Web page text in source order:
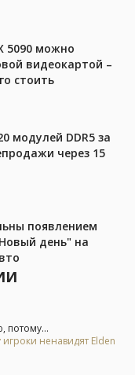
5090 можно
видеокартой –
стоить
модулей DDR5 за
через 15
появлением
день" на
потому...
ненавидят Elden